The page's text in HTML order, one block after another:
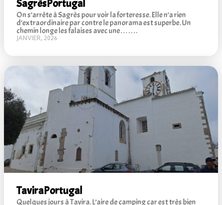
SagrèsPortugal
On s’arrête à Sagrès pour voir la forteresse. Elle n’a rien
d’extraordinaire par contre le panorama est superbe. Un
chemin longe les falaises avec une…….
JANVIER, 2026
TaviraPortugal
Quelques jours à Tavira. L’aire de camping car est très bien